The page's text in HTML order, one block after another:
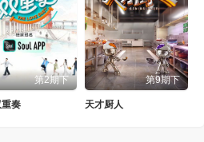
第2期下
奏
第9期下
天才厨人